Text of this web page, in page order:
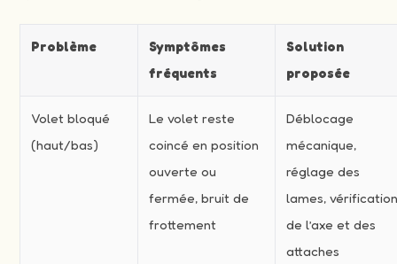
Problème
Symptômes
fréquents
Solution
proposée
Volet bloqué
(haut/bas)
Le volet reste
coincé en position
ouverte ou
fermée, bruit de
frottement
Déblocage
mécanique,
réglage des
lames,
de l’axe et des
attaches